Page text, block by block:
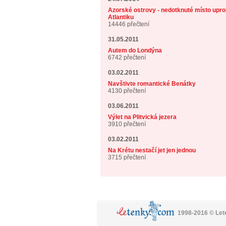
Azorské ostrovy - nedotknuté místo
Atlantiku
14446 přečtení
31.05.2011
Autem do Londýna
6742 přečtení
03.02.2011
Navštivte romantické Benátky
4130 přečtení
03.06.2011
Výlet na Plitvická jezera
3910 přečtení
03.02.2011
Na Krétu nestačí jet jen jednou
3715 přečtení
1998-2016 ©